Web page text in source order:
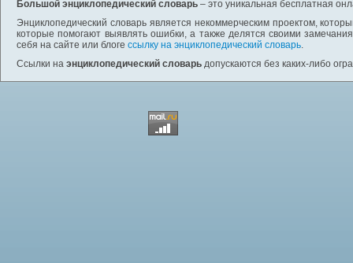
Большой энциклопедический словарь – это уникальная бесплатная
Энциклопедический словарь является некоммерческим проектом,
которые помогают выявлять ошибки, а также делятся своими
себя на сайте или блоге ссылку на энциклопедический словарь.
Ссылки на энциклопедический словарь допускаются без каких-либо